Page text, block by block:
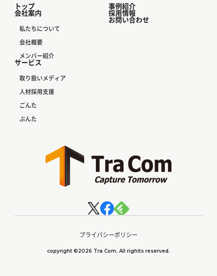
トップ
会社案内
私たちについて
会社概要
メンバー紹介
サービス
取り扱いメディア
人材採用支援
ごんた
ぶんた
事例紹介
採用情報
お問い合わせ
プライバシーポリシー
copyright ©2026 Tra Com. All righits reserved.